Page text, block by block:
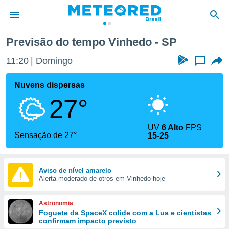
da
fornecidas
a este
das
e
forma
digital
Previsão do tempo Vinhedo - SP
11:20 Domingo ...
Nuvens dispersas
27°
Sensação de 27°
UV6 Alto FPS
15-25
Aviso de nível amarelo
Alerta moderado de otros em Vinhedo hoje
Astronomia
Foguete da SpaceX colide com a Lua e cientistas
confirmam impacto previsto